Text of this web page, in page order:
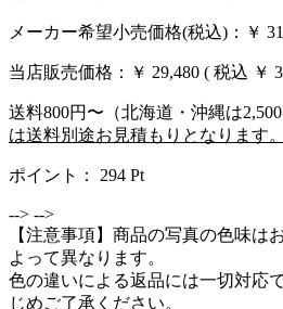
メーカー希望小売価格(税込)：￥
当店販売価格： ￥ 29,480 ( 税込 ￥
送料800円〜（北海道・沖縄は
は送料別途お見積もりとなります。
ポイント： 294 Pt
--> -->
【注意事項】商品の写真の色味は
よって異なります。
色の違いによる返品には一切対応
じめご了承ください。